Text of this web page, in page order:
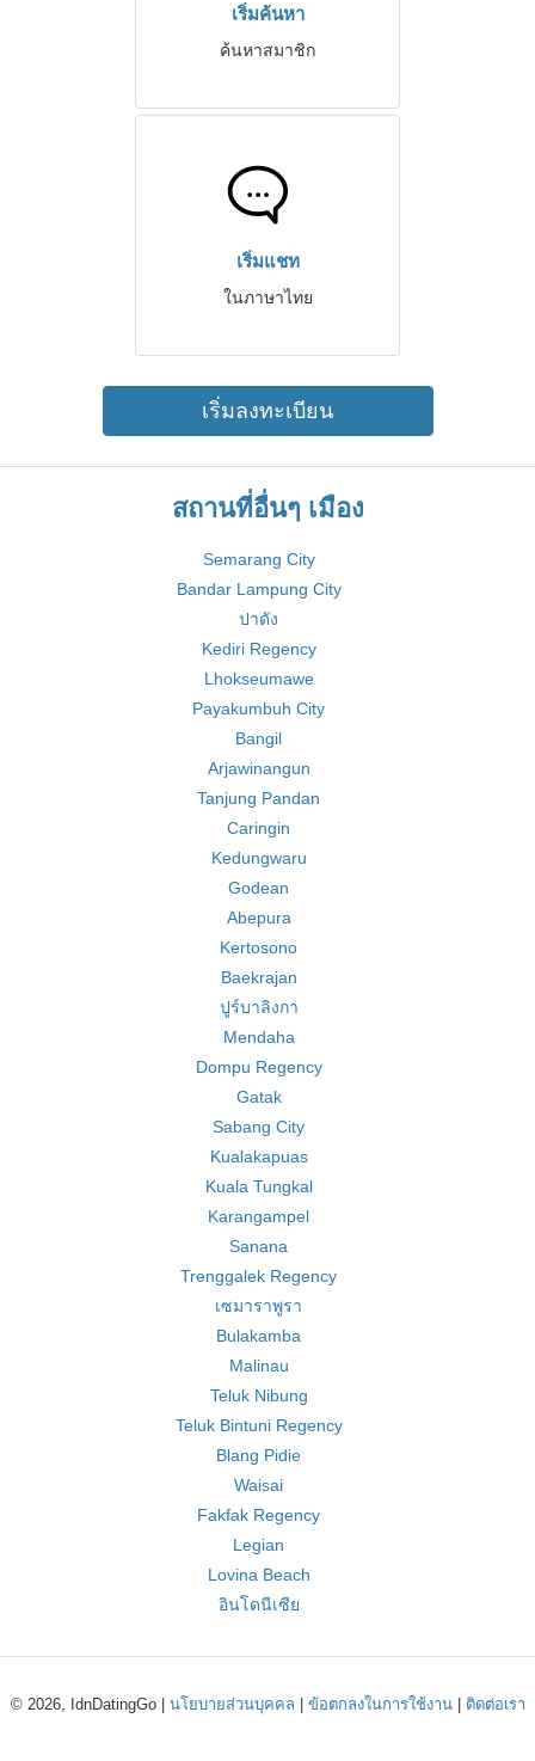
เริ่มค้นหา
ค้นหาสมาชิก
เริ่มแชท
ในภาษาไทย
เริ่มลงทะเบียน
สถานที่อื่นๆ เมือง
Semarang City
Bandar Lampung City
ปาดัง
Kediri Regency
Lhokseumawe
Payakumbuh City
Bangil
Arjawinangun
Tanjung Pandan
Caringin
Kedungwaru
Godean
Abepura
Kertosono
Baekrajan
ปูร์บาลิงกา
Mendaha
Dompu Regency
Gatak
Sabang City
Kualakapuas
Kuala Tungkal
Karangampel
Sanana
Trenggalek Regency
เซมาราพูรา
Bulakamba
Malinau
Teluk Nibung
Teluk Bintuni Regency
Blang Pidie
Waisai
Fakfak Regency
Legian
Lovina Beach
อินโดนีเซีย
© 2026, IdnDatingGo | นโยบายส่วนบุคคล ข้อตกลงในการใช้งาน| ติดต่อเรา